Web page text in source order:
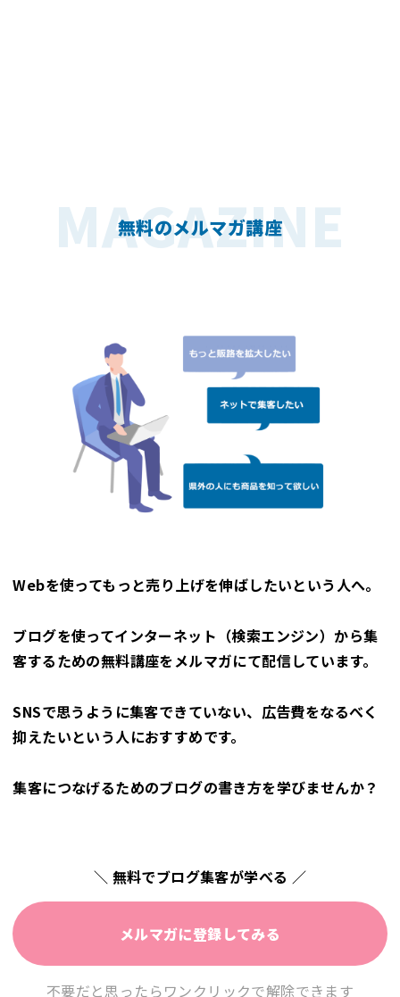
MAGAZINE
無料のメルマガ講座
Webを使ってもっと売り上げを伸ばしたいという人へ。
ブログを使ってインターネット（検索エンジン）から集
客するための無料講座をメルマガにて配信しています。
SNSで思うように集客できていない、広告費をなるべく
抑えたいという人におすすめです。
集客につなげるためのブログの書き方を学びませんか？
＼ 無料でブログ集客が学べる ／
メルマガに登録してみる
不要だと思ったらワンクリックで解除できます